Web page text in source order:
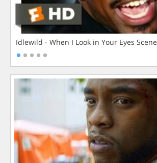
Idlewild - When I Look in Your Eyes Scene